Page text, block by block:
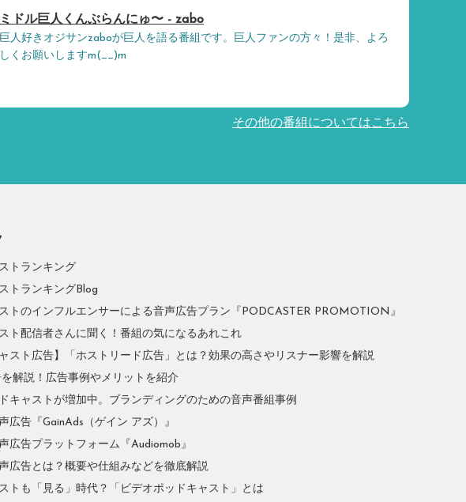
ミドル巨人くんぶらんにゅ〜 - zabo
巨人好きオジサンzaboが巨人を語る番組です。巨人ファンの方々！是非、よろ
しくお願いしますm(__)m
その他の番組についてはこちら
トランキング
トランキングBlog
トのインフルエンサーによる音声広告プラン『PODCASTER PROMOTION』
ト配信者さんに聞く！番組の気になるあれこれ
ャスト広告】「ホストリード広告」とは？効果の高さやリスナー影響を解説
解説！広告事例やメリットを紹介
キャストが増加中。ブランディングのための音声番組事例
広告『GainAds（ゲイン アズ）』
広告プラットフォーム『Audiomob』
広告とは？概要や仕組みなどを徹底解説
トも「見る」時代？「ビデオポッドキャスト」とは